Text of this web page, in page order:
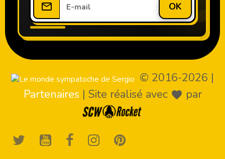
OK
© 2016-2026 |
Partenaires | Site réalisé avec par